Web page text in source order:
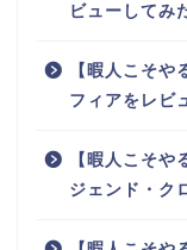
ビューしてみ
【暇人こそ
フィアをレビ
【暇人こそ
ジェンド・ク